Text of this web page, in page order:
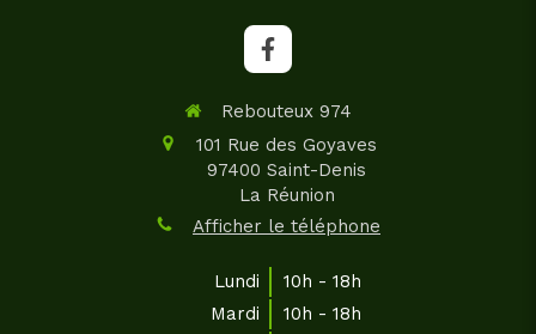
Rebouteux 974
101 Rue des Goyaves
97400 Saint-Denis
La Réunion
Afficher le téléphone
Lundi
10h - 18h
Mardi
10h - 18h